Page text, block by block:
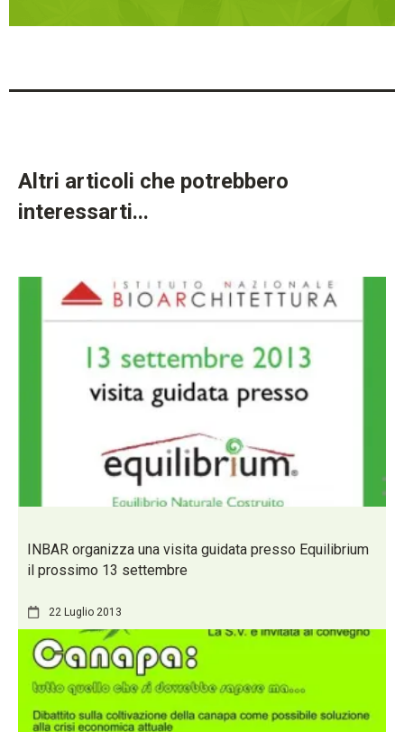
Altri articoli che potrebbero
interessarti...
INBAR organizza una visita guidata presso Equilibrium
il prossimo 13 settembre
22 Luglio 2013